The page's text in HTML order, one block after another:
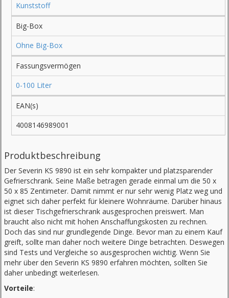
Kunststoff
Big-Box
Ohne Big-Box
Fassungsvermögen
0-100 Liter
EAN(s)
4008146989001
Produktbeschreibung
Der Severin KS 9890 ist ein sehr kompakter und platzsparender
Gefrierschrank. Seine Maße betragen gerade einmal um die 50 x
50 x 85 Zentimeter. Damit nimmt er nur sehr wenig Platz weg und
eignet sich daher perfekt für kleinere Wohnräume. Darüber hinaus
ist dieser Tischgefrierschrank ausgesprochen preiswert. Man
braucht also nicht mit hohen Anschaffungskosten zu rechnen.
Doch das sind nur grundlegende Dinge. Bevor man zu einem Kauf
greift, sollte man daher noch weitere Dinge betrachten. Deswegen
sind Tests und Vergleiche so ausgesprochen wichtig. Wenn Sie
mehr über den Severin KS 9890 erfahren möchten, sollten Sie
daher unbedingt weiterlesen.
Vorteile: